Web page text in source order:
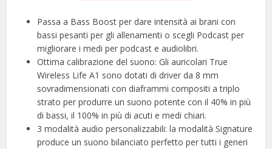
Passa a Bass Boost per dare intensità ai brani con
bassi pesanti per gli allenamenti o scegli Podcast per
migliorare i medi per podcast e audiolibri.
Ottima calibrazione del suono: Gli auricolari True
Wireless Life A1 sono dotati di driver da 8 mm
sovradimensionati con diaframmi compositi a triplo
strato per produrre un suono potente con il 40% in più
di bassi, il 100% in più di acuti e medi chiari.
3 modalità audio personalizzabili: la modalità Signature
produce un suono bilanciato perfetto per tutti i generi